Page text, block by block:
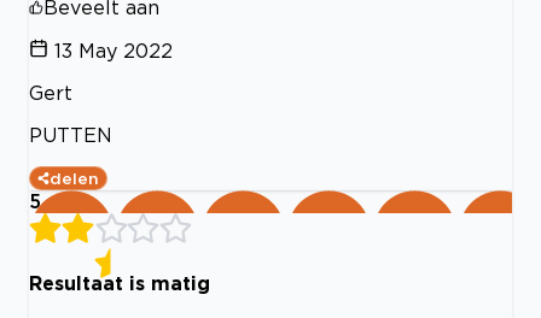
Beveelt aan
13 May 2022
Gert
PUTTEN
delen
5
Resultaat is matig